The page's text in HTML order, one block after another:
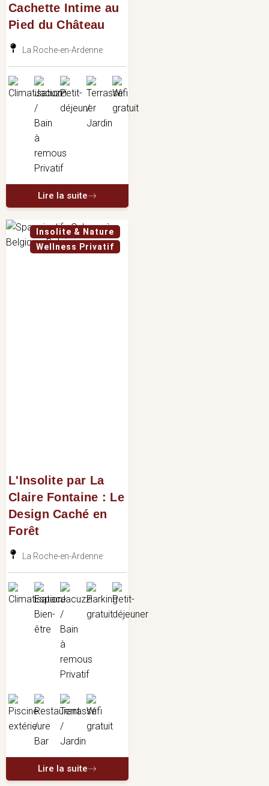
Cachette Intime au
Pied du Château
La Roche-en-Ardenne
Lire la suite
Insolite & Nature
Wellness Privatif
L'Insolite par La
Claire Fontaine : Le
Design Caché en
Forêt
La Roche-en-Ardenne
Lire la suite